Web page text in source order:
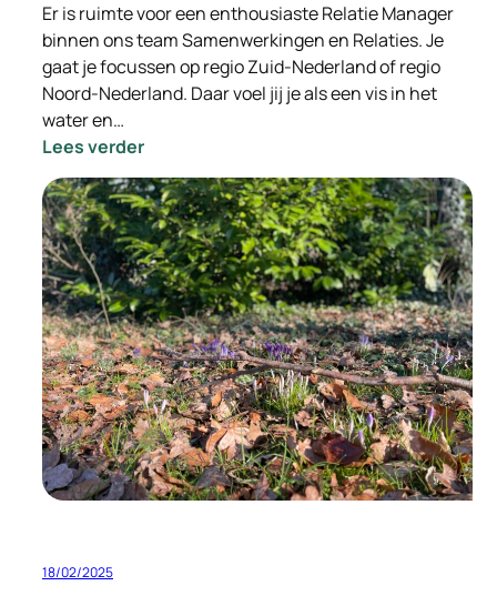
Er is ruimte voor een enthousiaste Relatie Manager
binnen ons team Samenwerkingen en Relaties. Je
gaat je focussen op regio Zuid-Nederland of regio
Noord-Nederland. Daar voel jij je als een vis in het
water en…
Lees verder:
–
INGEVULD
–
Vacature
Gedreven
Relatie
Manager
18/02/2025